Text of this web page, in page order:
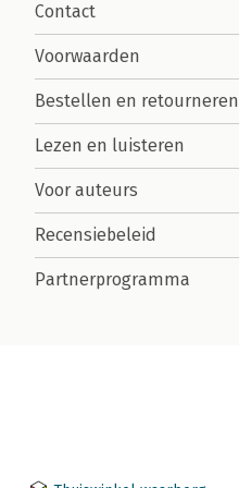
Contact
Voorwaarden
Bestellen en retourneren
Lezen en luisteren
Voor auteurs
Recensiebeleid
Partnerprogramma